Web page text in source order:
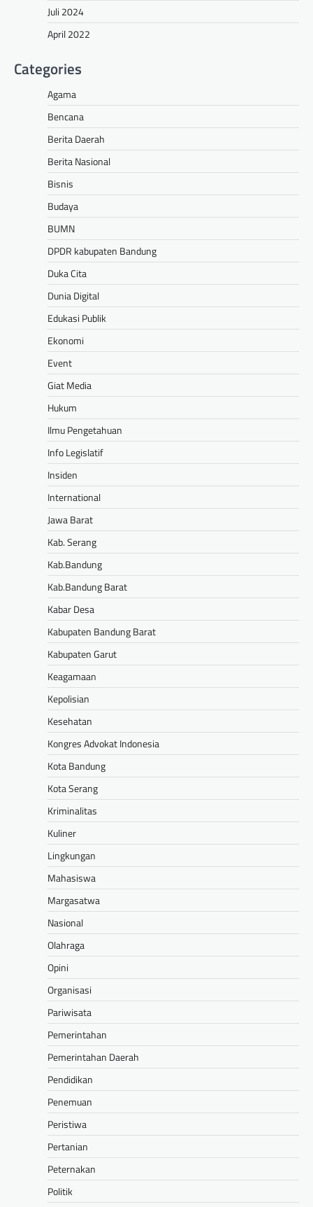
Juli 2024
April 2022
Categories
Agama
Bencana
Berita Daerah
Berita Nasional
Bisnis
Budaya
BUMN
DPDR kabupaten Bandung
Duka Cita
Dunia Digital
Edukasi Publik
Ekonomi
Event
Giat Media
Hukum
Ilmu Pengetahuan
Info Legislatif
Insiden
International
Jawa Barat
Kab. Serang
Kab.Bandung
Kab.Bandung Barat
Kabar Desa
Kabupaten Bandung Barat
Kabupaten Garut
Keagamaan
Kepolisian
Kesehatan
Kongres Advokat Indonesia
Kota Bandung
Kota Serang
Kriminalitas
Kuliner
Lingkungan
Mahasiswa
Margasatwa
Nasional
Olahraga
Opini
Organisasi
Pariwisata
Pemerintahan
Pemerintahan Daerah
Pendidikan
Penemuan
Peristiwa
Pertanian
Peternakan
Politik